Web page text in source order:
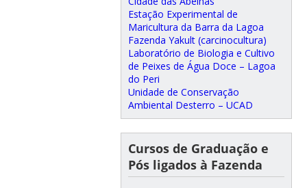
Estação Experimental de
Maricultura da Barra da Lagoa
Fazenda Yakult (carcinocultura)
Laboratório de Biologia e Cultivo
de Peixes de Água Doce – Lagoa
do Peri
Unidade de Conservação
Ambiental Desterro – UCAD
Cursos de Graduação e
Pós ligados à Fazenda